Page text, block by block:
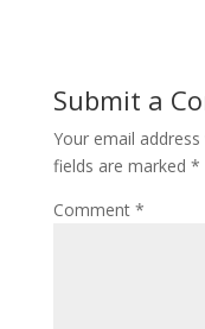
Submit a
Your email
fields are marked *
Comment *